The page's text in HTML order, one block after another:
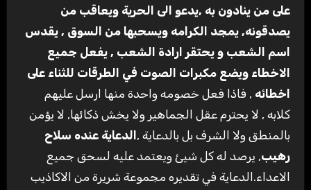
على من ينادون به ,يدعو الى الحرية ويعاقب من
يصدقونه, يمجد الكرامه ويسحبها من السوق , يقدس
اسم الشعب و يحتقر ارادة الشعب , يفعل جميع
الاخطاء ويضع مكبرات الصوت في الطرقات للثناء على
اخطائه , فاذا فعل خصومه واحدة منها ارسل عليهم
كلابه , لا يحترم عقل الجماهير ولا يخش ذكائها, لا يؤمن
بالمنطق ولا الشرف بل بالدعاية , الدعاية عنده سلاح
رهيب, يرصد له كل شيئ ويعتمد عليه لسحق جميع
الاعداء.الدعاية في تقديره مجموعة شريرة من الاكاذيب